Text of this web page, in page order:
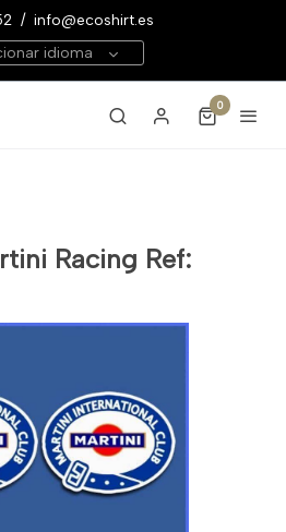
/ info@ecoshirt.es
idioma
0
Racing Ref: